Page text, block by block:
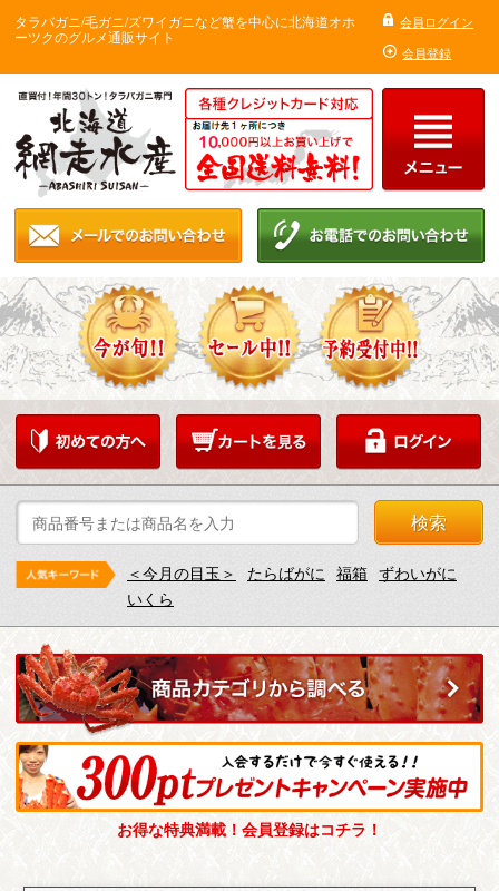
タラバガニ/毛ガニ/ズワイガニなど蟹を中心に北海道オホ
ーツクのグルメ通販サイト
会員ログイン
会員登録
検索
＜今月の目玉＞ たらばがに 福箱 ずわいがに
いくら
お得な特典満載！会員登録はコチラ！